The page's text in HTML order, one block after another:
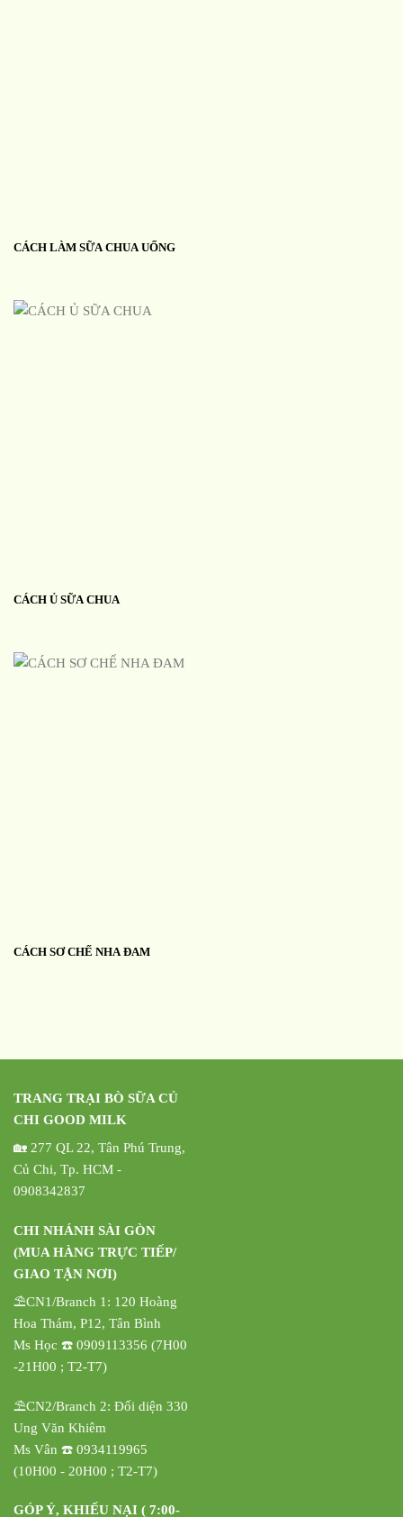
CÁCH LÀM SỮA CHUA UỐNG
CÁCH Ủ SỮA CHUA
CÁCH SƠ CHẾ NHA ĐAM
TRANG TRẠI BÒ SỮA CỦ
CHI GOOD MILK
🏡 277 QL 22, Tân Phú Trung,
Củ Chi, Tp. HCM -
0908342837
CHI NHÁNH SÀI GÒN
(MUA HÀNG TRỰC TIẾP/
GIAO TẬN NƠI)
⛱️CN1/Branch 1: 120 Hoàng
Hoa Thám, P12, Tân Bình
Ms Học ☎️ 0909113356 (7H00
-21H00 ; T2-T7)
⛱️CN2/Branch 2: Đối diện 330
Ung Văn Khiêm
Ms Vân ☎️ 0934119965
(10H00 - 20H00 ; T2-T7)
GÓP Ý, KHIẾU NẠI ( 7:00-